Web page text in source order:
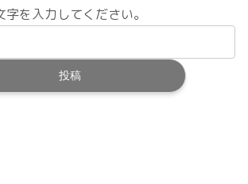
字を入力してください。